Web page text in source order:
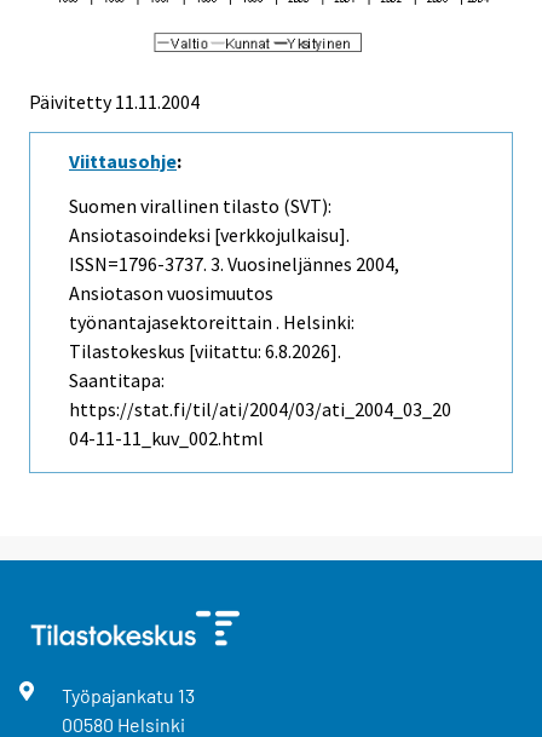
Päivitetty11.11.2004
Viittausohje:
Suomen virallinen tilasto (SVT):
Ansiotasoindeksi [verkkojulkaisu].
ISSN=1796-3737. 3. Vuosineljännes 2004,
Ansiotason vuosimuutos
työnantajasektoreittain . Helsinki:
Tilastokeskus [viitattu: 6.8.2026].
Saantitapa:
https://stat.fi/til/ati/2004/03/ati_2004_03_20
04-11-11_kuv_002.html
Työpajankatu 13
00580 Helsinki